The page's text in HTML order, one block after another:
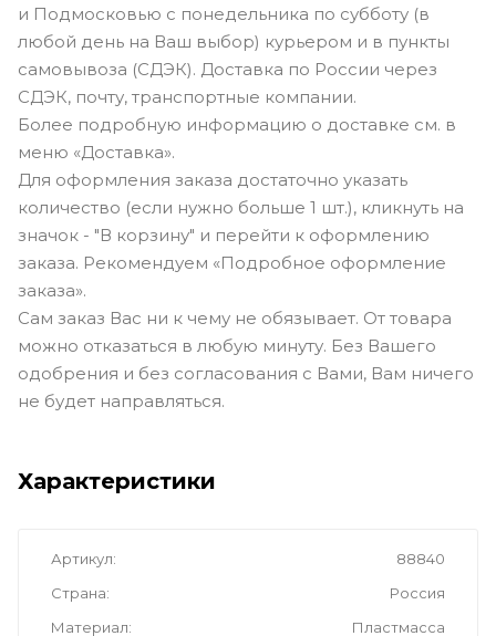
и Подмосковью с понедельника по субботу (в
любой день на Ваш выбор) курьером и в пункты
самовывоза (СДЭК). Доставка по России через
СДЭК, почту, транспортные компании.
Более подробную информацию о доставке см. в
меню «Доставка».
Для оформления заказа достаточно указать
количество (если нужно больше 1 шт.), кликнуть на
значок - "В корзину" и перейти к оформлению
заказа. Рекомендуем «Подробное оформление
заказа».
Сам заказ Вас ни к чему не обязывает. От товара
можно отказаться в любую минуту. Без Вашего
одобрения и без согласования с Вами, Вам ничего
не будет направляться.
Характеристики
Артикул
88840
Страна
Россия
Материал
Пластмасса